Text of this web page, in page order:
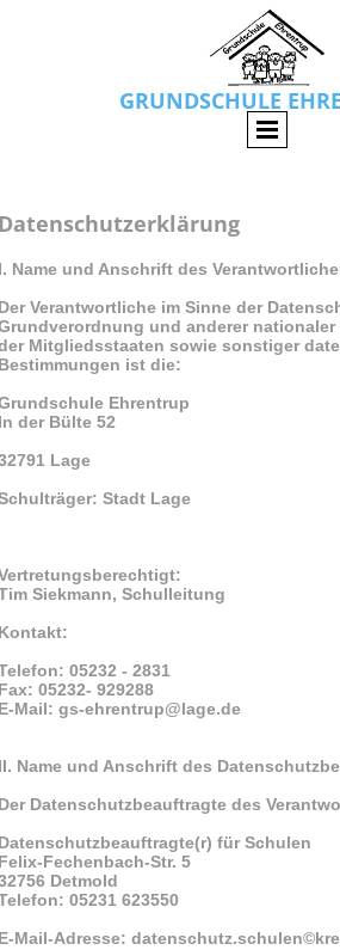
GRUNDSCHULE
Name und Anschrift des
Verantwortliche im Sinne der
und anderer nationaler
Mitgliedsstaaten sowie sonstiger
ist die:
Ehrentrup
der Bülte 52
Lage
Stadt Lage
Siekmann, Schulleitung
05232 - 2831
05232- 929288
Mail: gs-ehrentrup@lage.de
Name und Anschrift des
Datenschutzbeauftragte des
für Schulen
Fechenbach-Str. 5
Detmold
05231 623550
Mail-Adresse: